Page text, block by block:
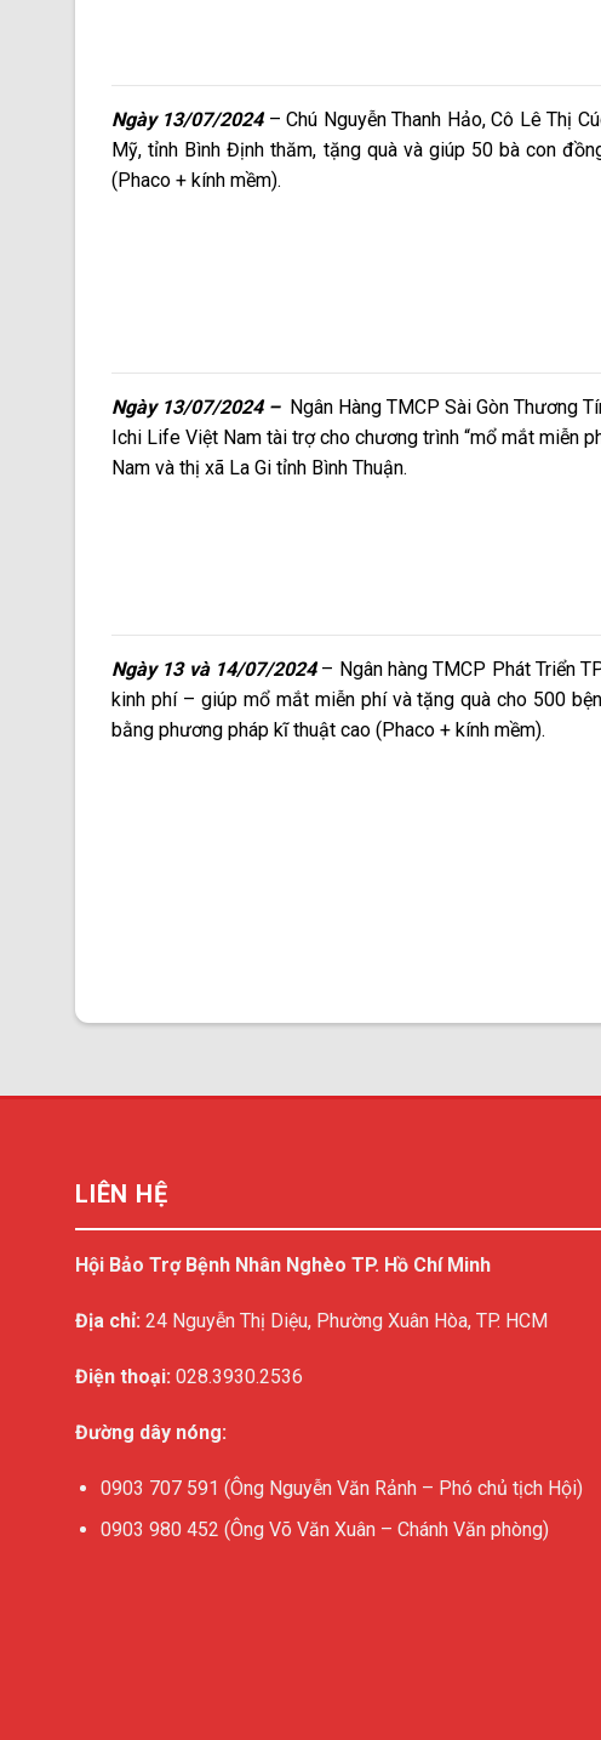
Ngày 13/07/2024 – Chú Nguyễn Thanh Hảo, Cô Lê Thị
Mỹ, tỉnh Bình Định thăm, tặng quà và giúp 50 bà con
(Phaco + kính mềm).
Ngày 13/07/2024 – Ngân Hàng TMCP Sài Gòn Thương
Ichi Life Việt Nam tài trợ cho chương trình “mổ mắt miễn
Nam và thị xã La Gi tỉnh Bình Thuận.
Ngày 13 và 14/07/2024– Ngân hàng TMCP Phát Triển
kinh phí – giúp mổ mắt miễn phí và tặng quà cho 500
bằng phương pháp kĩ thuật cao (Phaco + kính mềm).
LIÊN HỆ
Hội Bảo Trợ Bệnh Nhân Nghèo TP. Hồ Chí Minh
Địa chỉ: 24 Nguyễn Thị Diệu, Phường Xuân Hòa, TP. HCM
Điện thoại: 028.3930.2536
Đường dây nóng:
0903 707 591 (Ông Nguyễn Văn Rảnh – Phó chủ tịch Hội)
0903 980 452 (Ông Võ Văn Xuân – Chánh Văn phòng)